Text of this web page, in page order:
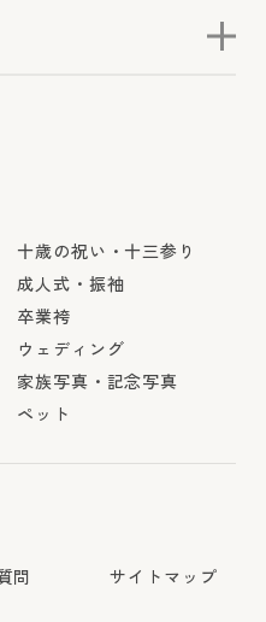
十歳の祝い・十三参り
成人式・振袖
卒業袴
ウェディング
家族写真・記念写真
ペット
問
サイトマップ